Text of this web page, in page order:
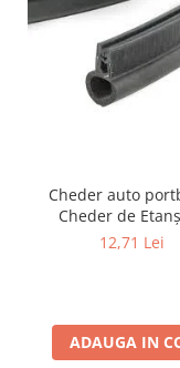
Cheder auto
Cheder de
Profesional din
Liniar
12,71 Lei
ADAUGA IN